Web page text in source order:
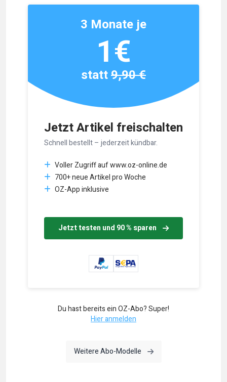
Jetzt Artikel freischalten
Schnell bestellt – jederzeit kündbar.
Voller Zugriff auf www.oz-online.de
700+ neue Artikel pro Woche
OZ-App inklusive
Jetzt testen und 90 % sparen
3 Monate je
1€
statt9,90 €
Du hast bereits ein OZ-Abo? Super!
Hier anmelden
Weitere Abo-Modelle